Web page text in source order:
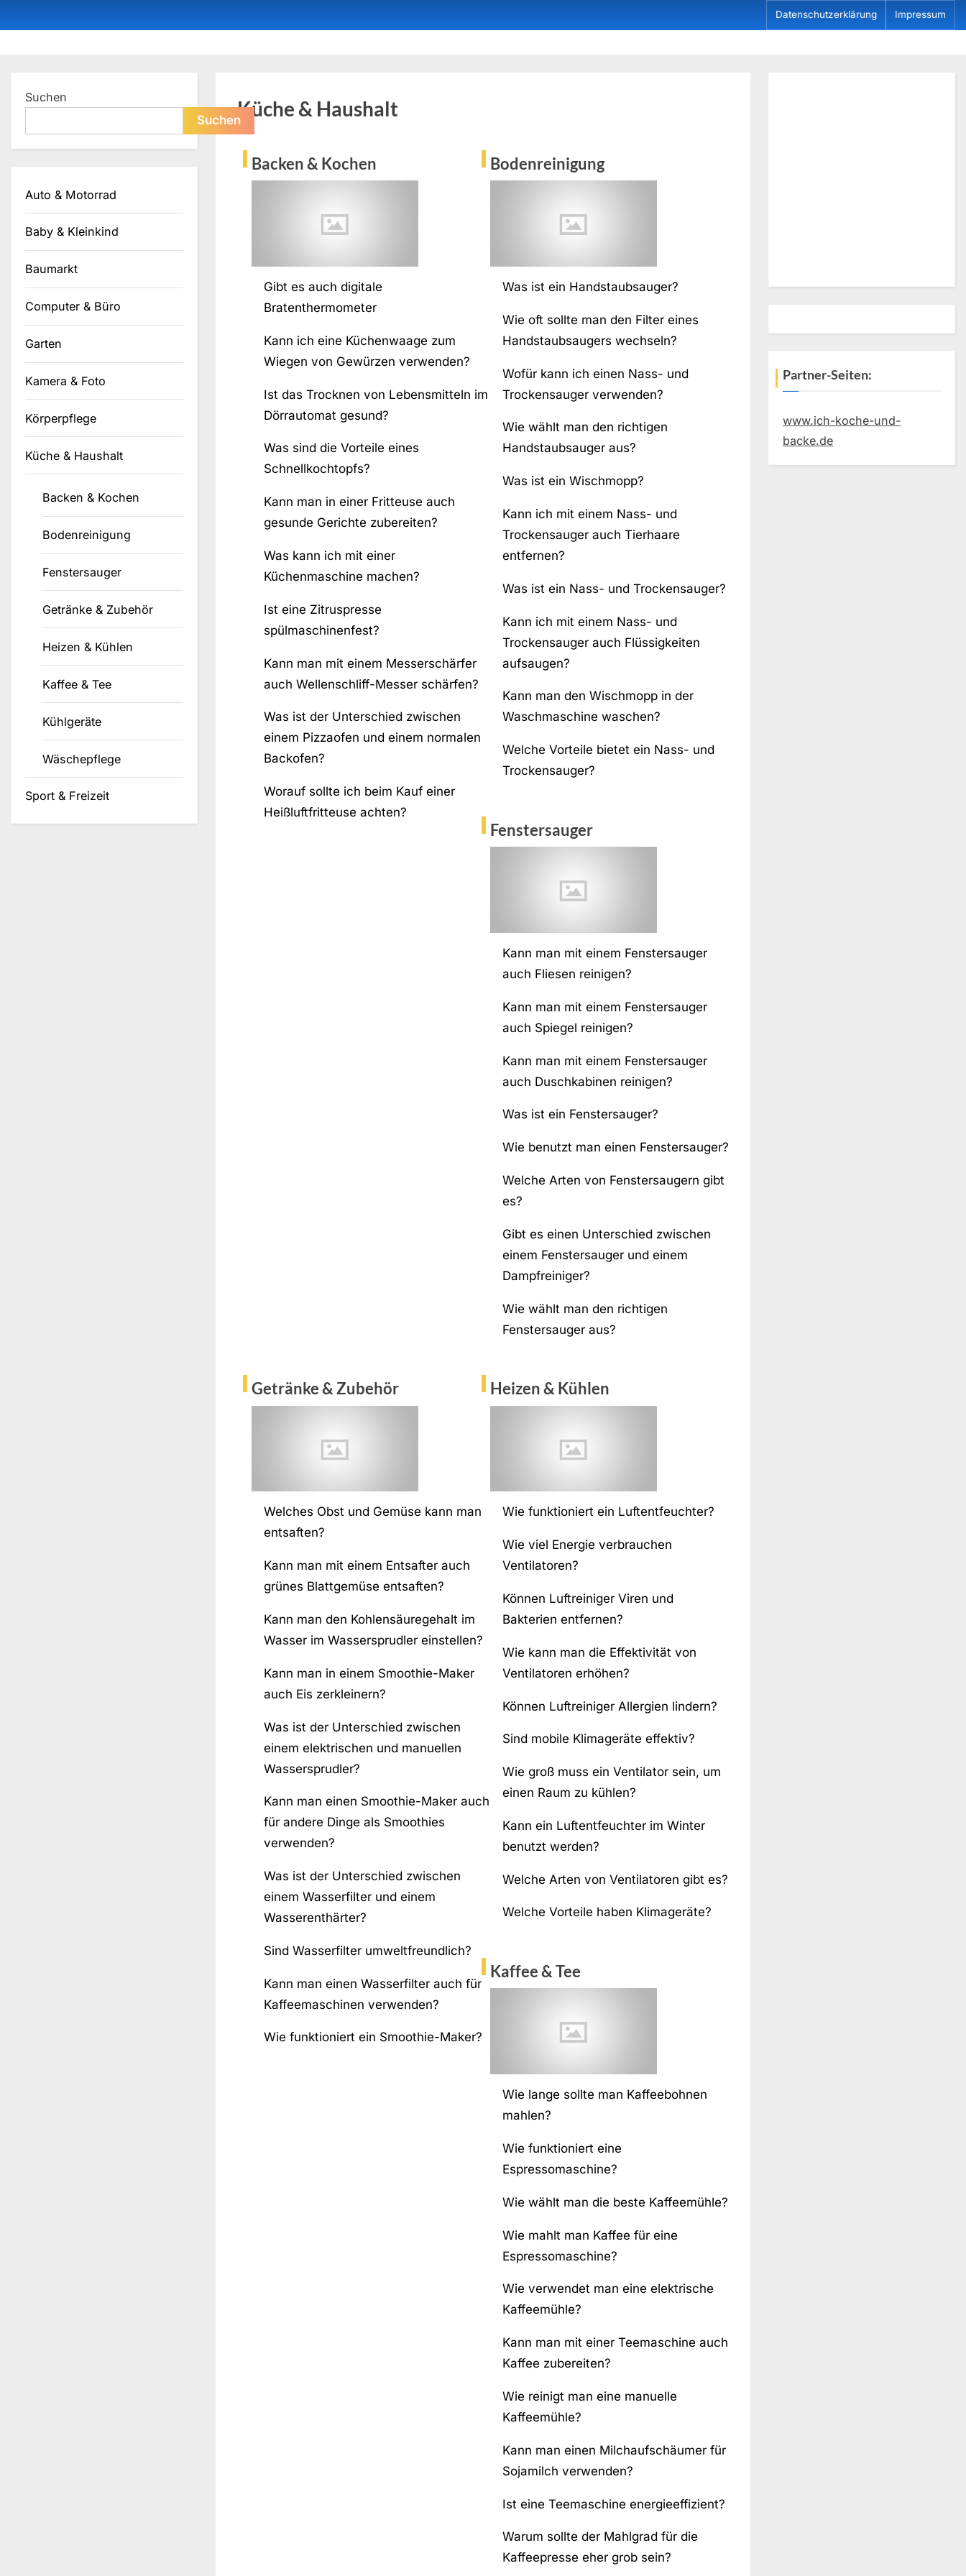
to
Datenschutzerklärung Impressum
Küche & Haushalt
Backen & Kochen
Gibt es auch digitale
Bratenthermometer
Kann ich eine Küchenwaage zum
Wiegen von Gewürzen verwenden?
Ist das Trocknen von Lebensmitteln im
Dörrautomat gesund?
Was sind die Vorteile eines
Schnellkochtopfs?
Kann man in einer Fritteuse auch
gesunde Gerichte zubereiten?
Was kann ich mit einer
Küchenmaschine machen?
Ist eine Zitruspresse
spülmaschinenfest?
Kann man mit einem Messerschärfer
auch Wellenschliff-Messer schärfen?
Was ist der Unterschied zwischen
einem Pizzaofen und einem normalen
Backofen?
Worauf sollte ich beim Kauf einer
Heißluftfritteuse achten?
Bodenreinigung
Was ist ein Handstaubsauger?
Wie oft sollte man den Filter eines
Handstaubsaugers wechseln?
Wofür kann ich einen Nass- und
Trockensauger verwenden?
Wie wählt man den richtigen
Handstaubsauger aus?
Was ist ein Wischmopp?
Kann ich mit einem Nass- und
Trockensauger auch Tierhaare
entfernen?
Was ist ein Nass- und Trockensauger?
Kann ich mit einem Nass- und
Trockensauger auch Flüssigkeiten
aufsaugen?
Kann man den Wischmopp in der
Waschmaschine waschen?
Welche Vorteile bietet ein Nass- und
Trockensauger?
Fenstersauger
Kann man mit einem Fenstersauger
auch Fliesen reinigen?
Kann man mit einem Fenstersauger
auch Spiegel reinigen?
Kann man mit einem Fenstersauger
auch Duschkabinen reinigen?
Was ist ein Fenstersauger?
Wie benutzt man einen Fenstersauger?
Welche Arten von Fenstersaugern gibt
es?
Gibt es einen Unterschied zwischen
einem Fenstersauger und einem
Dampfreiniger?
Wie wählt man den richtigen
Fenstersauger aus?
Getränke & Zubehör
Welches Obst und Gemüse kann man
entsaften?
Kann man mit einem Entsafter auch
grünes Blattgemüse entsaften?
Kann man den Kohlensäuregehalt im
Wasser im Wassersprudler einstellen?
Kann man in einem Smoothie-Maker
auch Eis zerkleinern?
Was ist der Unterschied zwischen
einem elektrischen und manuellen
Wassersprudler?
Kann man einen Smoothie-Maker auch
für andere Dinge als Smoothies
verwenden?
Was ist der Unterschied zwischen
einem Wasserfilter und einem
Wasserenthärter?
Sind Wasserfilter umweltfreundlich?
Kann man einen Wasserfilter auch für
Kaffeemaschinen verwenden?
Wie funktioniert ein Smoothie-Maker?
Heizen & Kühlen
Wie funktioniert ein Luftentfeuchter?
Wie viel Energie verbrauchen
Ventilatoren?
Können Luftreiniger Viren und
Bakterien entfernen?
Wie kann man die Effektivität von
Ventilatoren erhöhen?
Können Luftreiniger Allergien lindern?
Sind mobile Klimageräte effektiv?
Wie groß muss ein Ventilator sein, um
einen Raum zu kühlen?
Kann ein Luftentfeuchter im Winter
benutzt werden?
Welche Arten von Ventilatoren gibt es?
Welche Vorteile haben Klimageräte?
Kaffee & Tee
Wie lange sollte man Kaffeebohnen
mahlen?
Wie funktioniert eine
Espressomaschine?
Wie wählt man die beste Kaffeemühle?
Wie mahlt man Kaffee für eine
Espressomaschine?
Wie verwendet man eine elektrische
Kaffeemühle?
Kann man mit einer Teemaschine auch
Kaffee zubereiten?
Wie reinigt man eine manuelle
Kaffeemühle?
Kann man einen Milchaufschäumer für
Sojamilch verwenden?
Ist eine Teemaschine energieeffizient?
Warum sollte der Mahlgrad für die
Kaffeepresse eher grob sein?
Suchen
Suchen
Auto & Motorrad
Baby & Kleinkind
Baumarkt
Computer & Büro
Garten
Kamera & Foto
Körperpflege
Küche & Haushalt
Backen & Kochen
Bodenreinigung
Fenstersauger
Getränke & Zubehör
Heizen & Kühlen
Kaffee & Tee
Kühlgeräte
Wäschepflege
Sport & Freizeit
Partner-Seiten:
www.ich-koche-und-
backe.de